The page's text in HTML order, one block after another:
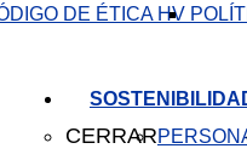
DE ÉTICA HV
CERRAR